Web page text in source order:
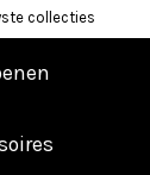
collecties